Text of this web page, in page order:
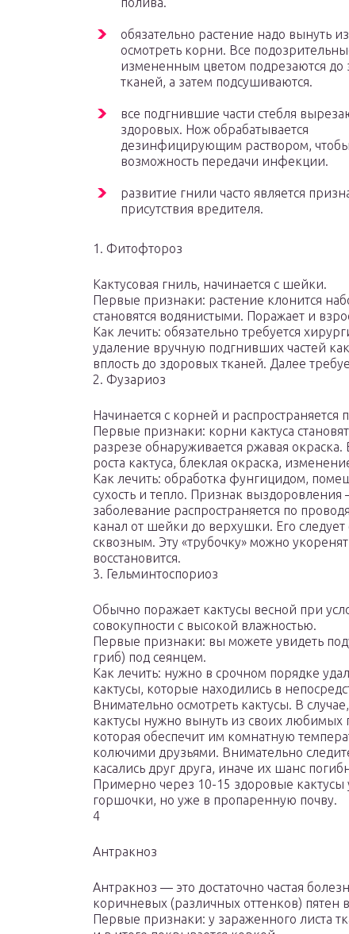
обязательно растение надо вынуть
осмотреть корни. Все
измененным цветом подрезаются до
тканей, а затем подсушиваются.
все подгнившие части стебля
здоровых. Нож обрабатывается
дезинфицирующим раствором,
возможность передачи инфекции.
развитие гнили часто является
присутствия вредителя.
1. Фитофтороз
Кактусовая гниль, начинается с шейки.
Первые признаки: растение клонится
становятся водянистыми. Поражает и
Как лечить: обязательно требуется
удаление вручную подгнивших частей
вплость до здоровых тканей. Далее
2. Фузариоз
Начинается с корней и
Первые признаки: корни кактуса
разрезе обнаруживается ржавая
роста кактуса, блеклая окраска,
Как лечить: обработка фунгицидом,
сухость и тепло. Признак выздоровления
заболевание распространяется по
канал от шейки до верхушки. Его следует
сквозным. Эту «трубочку» можно
восстановится.
3. Гельминтоспориоз
Обычно поражает кактусы весной при
совокупности с высокой влажностью.
Первые признаки: вы можете увидеть
гриб) под сеянцем.
Как лечить: нужно в срочном порядке
кактусы, которые находились в
Внимательно осмотреть кактусы. В
кактусы нужно вынуть из своих любимых
которая обеспечит им комнатную
колючими друзьями. Внимательно
касались друг друга, иначе их шанс
Примерно через 10-15 здоровые
горшочки, но уже в пропаренную почву.
4
Антракноз
Антракноз — это достаточно частая
коричневых (различных оттенков) пятен
Первые признаки: у зараженного листа